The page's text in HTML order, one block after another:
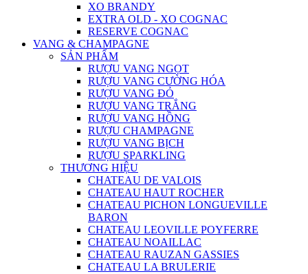
XO BRANDY
EXTRA OLD - XO COGNAC
RESERVE COGNAC
VANG & CHAMPAGNE
SẢN PHẨM
RƯỢU VANG NGỌT
RƯỢU VANG CƯỜNG HÓA
RƯỢU VANG ĐỎ
RƯỢU VANG TRẮNG
RƯỢU VANG HỒNG
RƯỢU CHAMPAGNE
RƯỢU VANG BỊCH
RƯỢU SPARKLING
THƯƠNG HIỆU
CHATEAU DE VALOIS
CHATEAU HAUT ROCHER
CHATEAU PICHON LONGUEVILLE
BARON
CHATEAU LEOVILLE POYFERRE
CHATEAU NOAILLAC
CHATEAU RAUZAN GASSIES
CHATEAU LA BRULERIE